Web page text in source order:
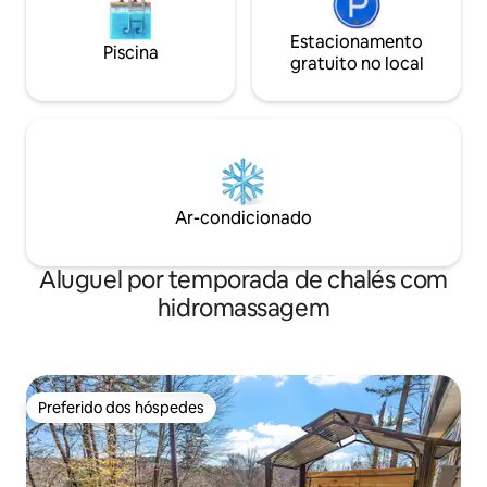
Piscina
Estacionamento
gratuito no local
Ar-condicionado
Aluguel por temporada de chalés com
hidromassagem
Preferido dos hóspedes
Preferido dos hóspedes